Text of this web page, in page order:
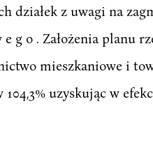
działek z uwagi na
g o . Założenia planu
mieszkaniowe i
uzyskując w